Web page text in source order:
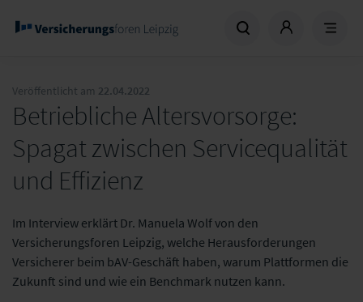
Veröffentlicht am 22.04.2022
Betriebliche Altersvorsorge:
Spagat zwischen Servicequalität
und Effizienz
Im Interview erklärt Dr. Manuela Wolf von den
Versicherungsforen Leipzig, welche Herausforderungen
Versicherer beim bAV-Geschäft haben, warum Plattformen die
Zukunft sind und wie ein Benchmark nutzen kann.